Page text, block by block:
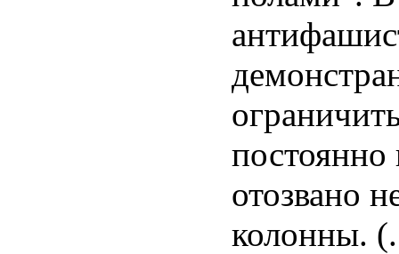
постоянно
отозвано
колонны.